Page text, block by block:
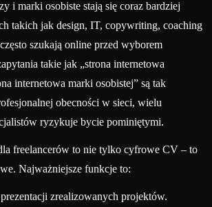
i marki osobiste stają się coraz bardziej
takich jak design, IT, copywriting, coaching
szukają online przed wyborem
takie jak „strona internetowa
internetowa marki osobistej” są tak
obecności w sieci, wielu
ryzykuje bycie pominiętymi.
freelancerów to nie tylko cyfrowe CV – to
Najważniejsze funkcje to:
zrealizowanych projektów.